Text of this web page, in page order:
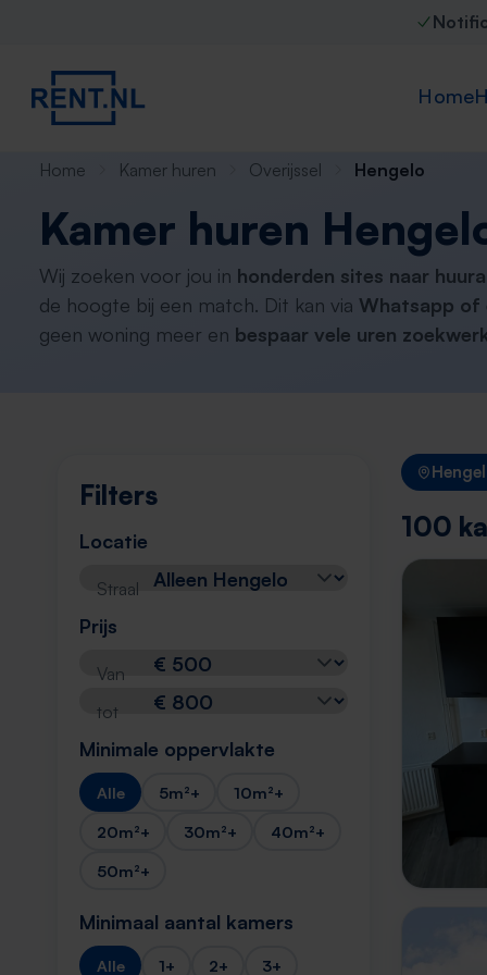
Home
Home Kamer huren Overijssel Hengelo
Kamer huren
Wij zoeken voor jou in honderden sites naar
de hoogte bij een match. Dit kan via Whatsapp of
geen woning meer en bespaar vele uren
Filters
Locatie
Straal
Prijs
Van
tot
Minimale oppervlakte
Alle 5m²+
10m²+
20m²+
30m²+
40m²+
50m²+
Minimaal aantal kamers
Alle 1+ 2+ 3+
100